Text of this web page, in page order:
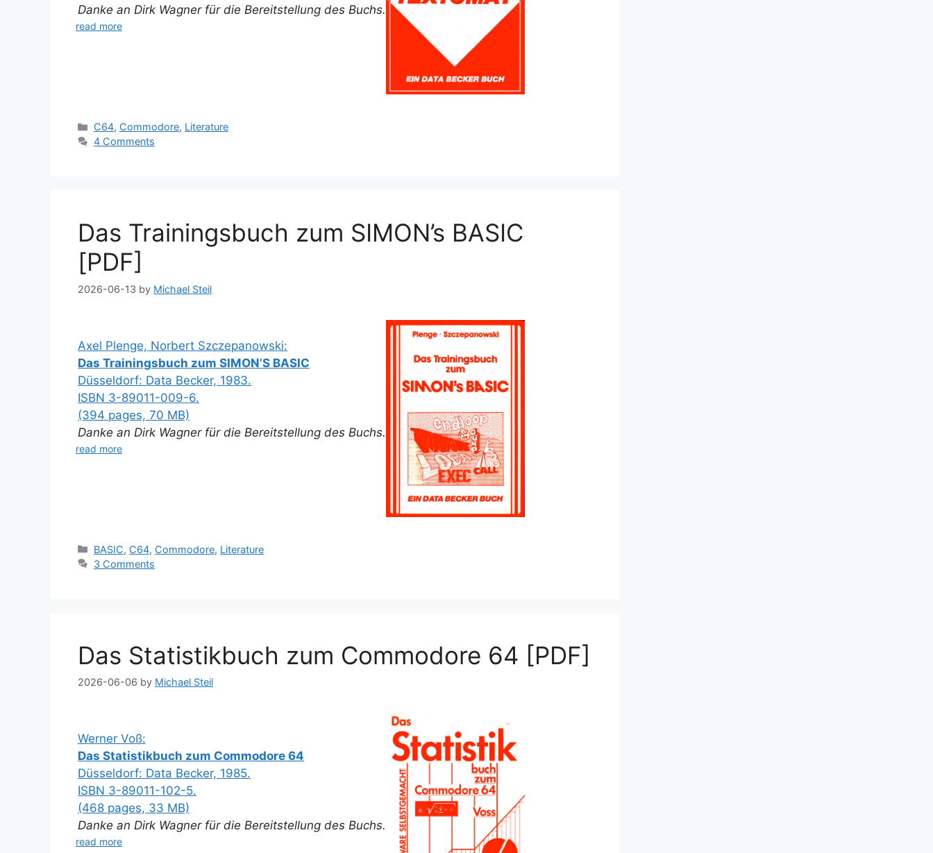
Danke an Dirk Wagner für die Bereitstellung des Buchs.
read more
Categories
C64, Commodore, Literature
4 Comments
Das Trainingsbuch zum SIMON’s BASIC
[PDF]
2026-06-13 by Michael Steil
Axel Plenge, Norbert Szczepanowski:
Das Trainingsbuch zum SIMON’S BASIC
Düsseldorf: Data Becker, 1983.
ISBN 3-89011-009-6.
(394 pages, 70 MB)
Danke an Dirk Wagner für die Bereitstellung des Buchs.
read more
Categories
BASIC, C64, Commodore, Literature
3 Comments
Das Statistikbuch zum Commodore 64 [PDF]
2026-06-06 by Michael Steil
Werner Voß:
Das Statistikbuch zum Commodore 64
Düsseldorf: Data Becker, 1985.
ISBN 3-89011-102-5.
(468 pages, 33 MB)
Danke an Dirk Wagner für die Bereitstellung des Buchs.
read more